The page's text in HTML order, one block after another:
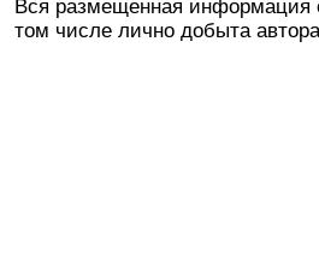
Вся размещенная информация
том числе лично добыта